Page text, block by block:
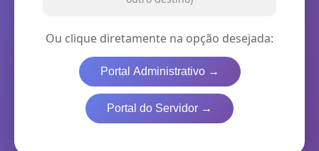
Ou clique diretamente na opção desejada:
Portal Administrativo →
Portal do Servidor →